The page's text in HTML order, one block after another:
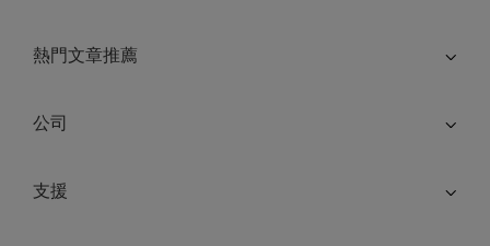
熱門文章推薦
公司
支援